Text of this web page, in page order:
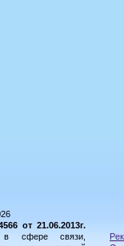
от 21.06.2013г.
в сфере связи,